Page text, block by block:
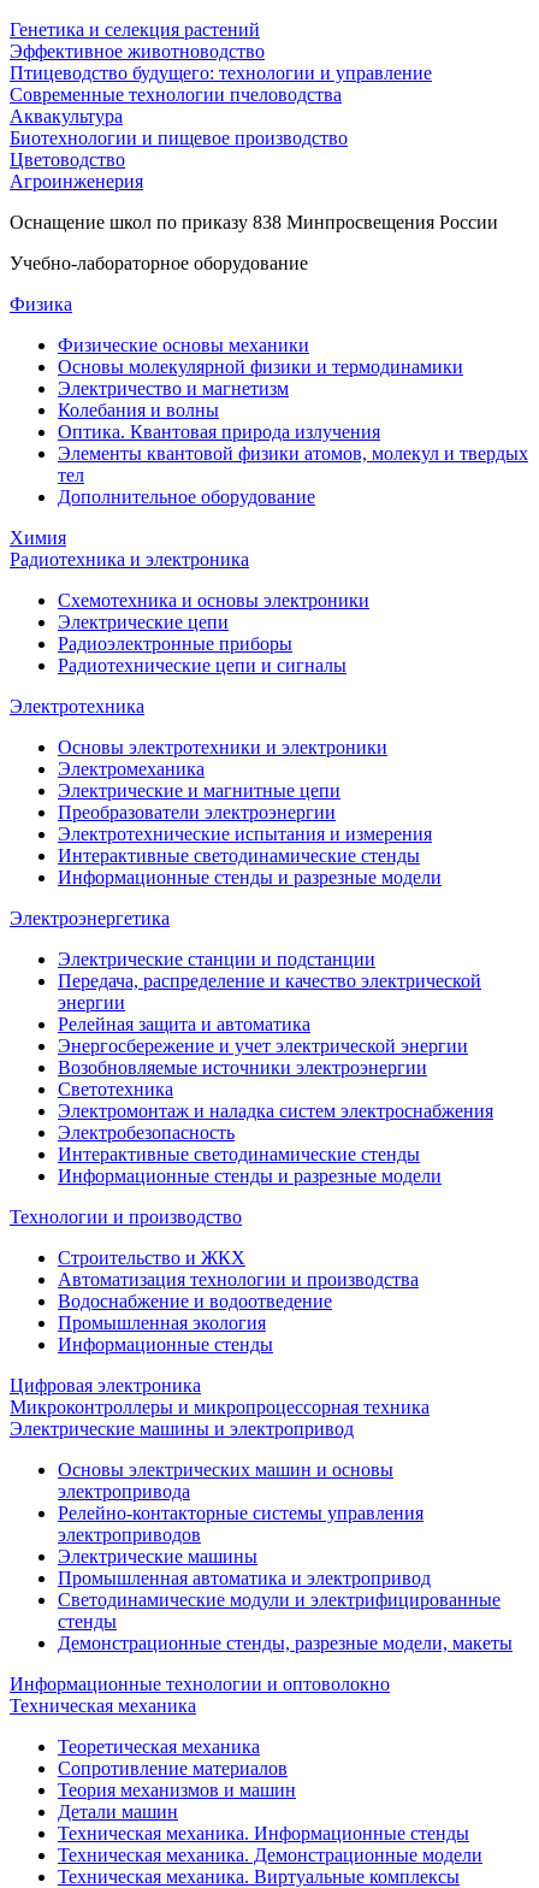
Генетика и селекция растений
Эффективное животноводство
Птицеводство будущего: технологии и управление
Современные технологии пчеловодства
Аквакультура
Биотехнологии и пищевое производство
Цветоводство
Агроинженерия
Оснащение школ по приказу 838 Минпросвещения России
Учебно-лабораторное оборудование
Физика
Физические основы механики
Основы молекулярной физики и термодинамики
Электричество и магнетизм
Колебания и волны
Оптика. Квантовая природа излучения
Элементы квантовой физики атомов, молекул и твердых
тел
Дополнительное оборудование
Химия
Радиотехника и электроника
Схемотехника и основы электроники
Электрические цепи
Радиоэлектронные приборы
Радиотехнические цепи и сигналы
Электротехника
Основы электротехники и электроники
Электромеханика
Электрические и магнитные цепи
Преобразователи электроэнергии
Электротехнические испытания и измерения
Интерактивные светодинамические стенды
Информационные стенды и разрезные модели
Электроэнергетика
Электрические станции и подстанции
Передача, распределение и качество электрической
энергии
Релейная защита и автоматика
Энергосбережение и учет электрической энергии
Возобновляемые источники электроэнергии
Светотехника
Электромонтаж и наладка систем электроснабжения
Электробезопасность
Интерактивные светодинамические стенды
Информационные стенды и разрезные модели
Технологии и производство
Строительство и ЖКХ
Автоматизация технологии и производства
Водоснабжение и водоотведение
Промышленная экология
Информационные стенды
Цифровая электроника
Микроконтроллеры и микропроцессорная техника
Электрические машины и электропривод
Основы электрических машин и основы
электропривода
Релейно-контакторные системы управления
электроприводов
Электрические машины
Промышленная автоматика и электропривод
Светодинамические модули и электрифицированные
стенды
Демонстрационные стенды, разрезные модели, макеты
Информационные технологии и оптоволокно
Техническая механика
Теоретическая механика
Сопротивление материалов
Теория механизмов и машин
Детали машин
Техническая механика. Информационные стенды
Техническая механика. Демонстрационные модели
Техническая механика. Виртуальные комплексы